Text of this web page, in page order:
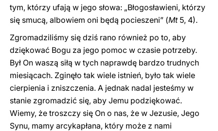
tym, którzy ufają w jego słowa: „Błogosławieni, którzy
się smucą, albowiem oni będą pocieszeni” (Mt5, 4).
Zgromadziliśmy się dziś rano również po to, aby
dziękować Bogu za jego pomoc w czasie potrzeby.
Był On waszą siłą w tych naprawdę bardzo trudnych
miesiącach. Zginęło tak wiele istnień, było tak wiele
cierpienia i zniszczenia. A jednak nadal jesteśmy w
stanie zgromadzić się, aby Jemu podziękować.
Wiemy, że troszczy się On o nas, że w Jezusie, Jego
Synu, mamy arcykapłana, który może z nami